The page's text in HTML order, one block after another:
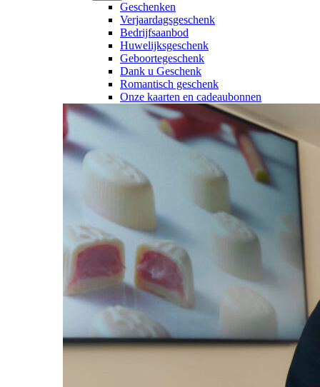
Geschenken
Verjaardagsgeschenk
Bedrijfsaanbod
Huwelijksgeschenk
Geboortegeschenk
Dank u Geschenk
Romantisch geschenk
Onze kaarten en cadeaubonnen